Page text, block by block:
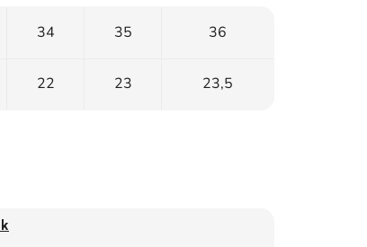
34 35 36
22 23 23,5